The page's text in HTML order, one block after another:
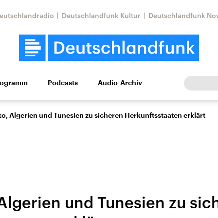
Deutschlandfunk Kultur Deutschlandfunk
Wissen Kultur Europa
Beiträge,
Nahostkonflikt
Iran
Podcasts Audio-Archiv
Algerien und Tunesien zu sicheren Herkunftsstaaten erklärt
und Tunesien zu